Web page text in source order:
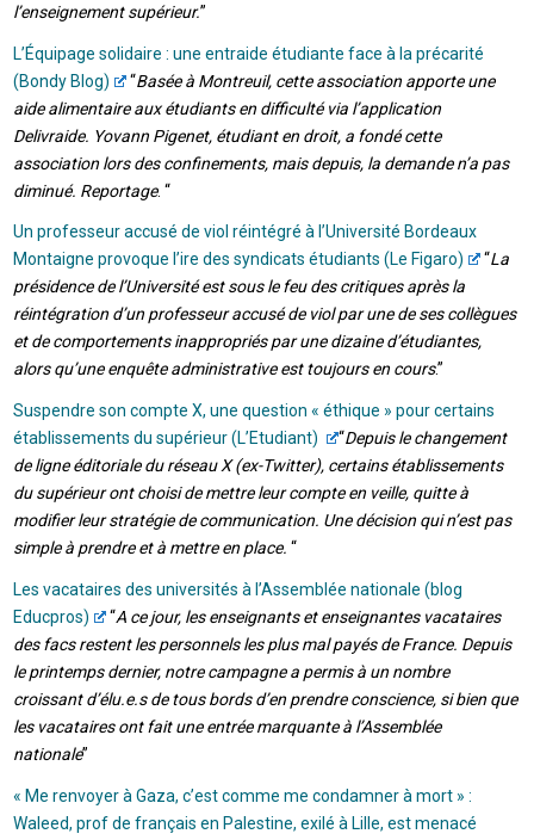
l’enseignement supérieur.”
L’Équipage solidaire : une entraide étudiante face à la précarité
(Bondy Blog)
“Basée à Montreuil, cette association apporte une
aide alimentaire aux étudiants en difficulté via l’application
Delivraide. Yovann Pigenet, étudiant en droit, a fondé cette
association lors des confinements, mais depuis, la demande n’a pas
diminué. Reportage. “
Un professeur accusé de viol réintégré à l’Université Bordeaux
Montaigne provoque l’ire des syndicats étudiants (Le Figaro)
“La
présidence de l’Université est sous le feu des critiques après la
réintégration d’un professeur accusé de viol par une de ses collègues
et de comportements inappropriés par une dizaine d’étudiantes,
alors qu’une enquête administrative est toujours en cours.”
Suspendre son compte X, une question « éthique » pour certains
établissements du supérieur (L’Etudiant)
“Depuis le changement
de ligne éditoriale du réseau X (ex-Twitter), certains établissements
du supérieur ont choisi de mettre leur compte en veille, quitte à
modifier leur stratégie de communication. Une décision qui n’est pas
simple à prendre et à mettre en place. “
Les vacataires des universités à l’Assemblée nationale (blog
Educpros)
“A ce jour, les enseignants et enseignantes vacataires
des facs restent les personnels les plus mal payés de France. Depuis
le printemps dernier, notre campagne a permis à un nombre
croissant d’élu.e.s de tous bords d’en prendre conscience, si bien que
les vacataires ont fait une entrée marquante à l’Assemblée
nationale”
« Me renvoyer à Gaza, c’est comme me condamner à mort » :
Waleed, prof de français en Palestine, exilé à Lille, est menacé